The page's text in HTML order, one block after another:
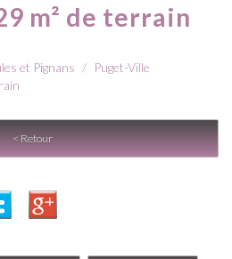
m² de terrain
et Pignans
Puget-Ville
< Retour